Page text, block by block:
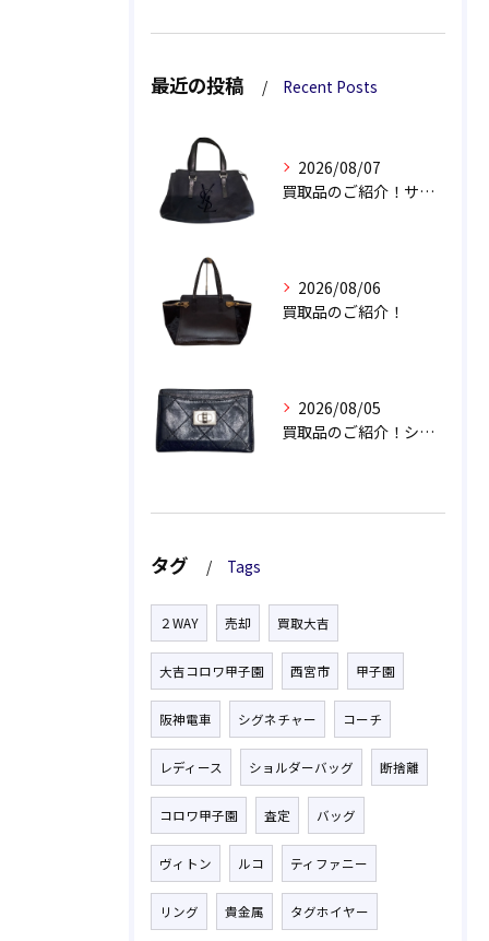
最近の投稿 Recent Posts
2026/08/07
買取品のご紹介！サンローラン カハラ トートバッグ
2026/08/06
買取品のご紹介！
2026/08/05
買取品のご紹介！シャネル 2.55 マトラッセ カードケース
タグ Tags
２WAY 売却 買取大吉
大吉コロワ甲子園 西宮市 甲子園
阪神電車 シグネチャー コーチ
レディース ショルダーバッグ 断捨離
コロワ甲子園 査定 バッグ
ヴィトン ルコ ティファニー
リング 貴金属 タグホイヤー